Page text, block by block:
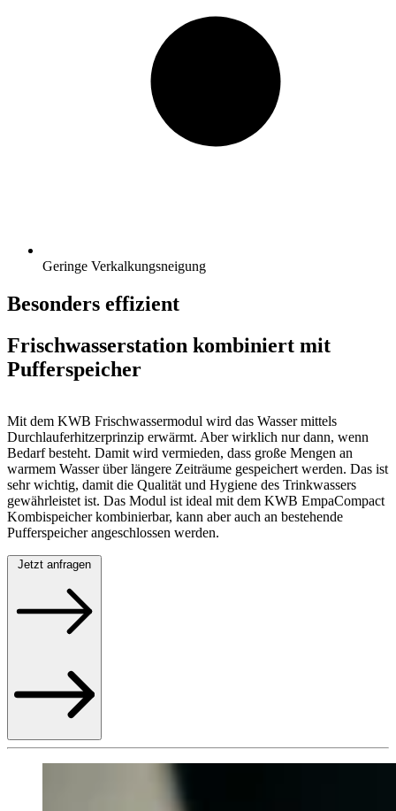
Geringe Verkalkungsneigung
Besonders effizient
Frischwasserstation kombiniert mit
Pufferspeicher
Mit dem KWB Frischwassermodul wird das Wasser mittels
Durchlauferhitzerprinzip erwärmt. Aber wirklich nur dann, wenn
Be­darf besteht. Damit wird vermieden, dass große Mengen an
warmem Wasser über längere Zeiträume gespeichert werden. Das ist
sehr wichtig, damit die Qualität und Hygiene des Trinkwassers
gewährleistet ist. Das Modul ist ideal mit dem KWB EmpaCompact
Kombispeicher kombinierbar, kann aber auch an bestehende
Pufferspeicher angeschlossen werden.
Jetzt anfragen